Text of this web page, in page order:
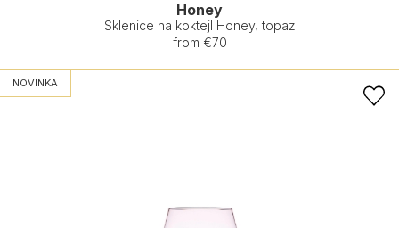
Honey
Sklenice na koktejl Honey, topaz
from €70
NOVINKA